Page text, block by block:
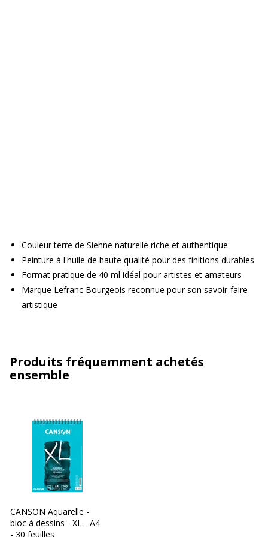
Couleur terre de Sienne naturelle riche et authentique
Peinture à l'huile de haute qualité pour des finitions durables
Format pratique de 40 ml idéal pour artistes et amateurs
Marque Lefranc Bourgeois reconnue pour son savoir-faire
artistique
Produits fréquemment achetés
ensemble
CANSON Aquarelle -
bloc à dessins - XL - A4
- 30 feuilles